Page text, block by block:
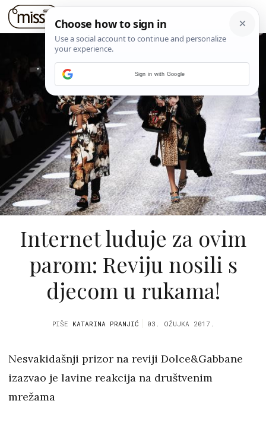
Internet luduje za ovim
parom: Reviju nosili s
djecom u rukama!
PIŠE KATARINA PRANJIĆ 03. OŽUJKA 2017.
Nesvakidašnji prizor na reviji Dolce&Gabbane
izazvao je lavine reakcija na društvenim
mrežama
Sign in with Google